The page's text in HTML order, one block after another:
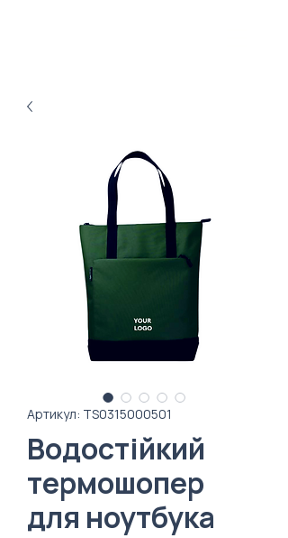
Артикул: TS0315000501
Водостійкий
термошопер
для ноутбука